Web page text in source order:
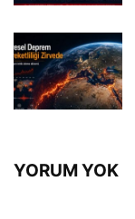
YORUM YOK